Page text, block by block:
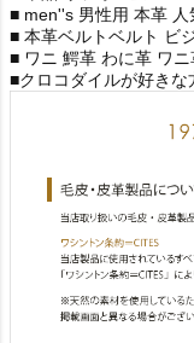
■ men''s 男性用 本革 人
■ 本革ベルトベルト ビ
■ ワニ 鰐革 わに革 ワ
■クロコダイルが好きな